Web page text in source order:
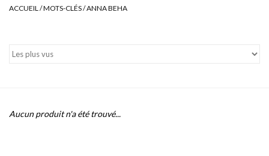
Réduction
ACCUEIL /MOTS-CLÉS/ANNA BEHA
Aucun produit n'a été trouvé...